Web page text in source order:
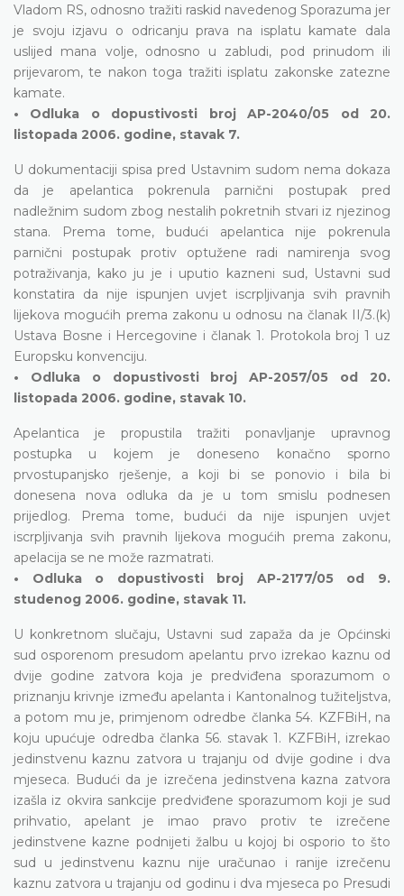
Vladom RS, odnosno tražiti raskid navedenog Sporazuma jer
je svoju izjavu o odricanju prava na isplatu kamate dala
uslijed mana volje, odnosno u zabludi, pod prinudom ili
prijevarom, te nakon toga tražiti isplatu zakonske zatezne
kamate.
• Odluka o dopustivosti broj AP-2040/05 od 20.
listopada 2006. godine, stavak 7.
U dokumentaciji spisa pred Ustavnim sudom nema dokaza
da je apelantica pokrenula parnični postupak pred
nadležnim sudom zbog nestalih pokretnih stvari iz njezinog
stana. Prema tome, budući apelantica nije pokrenula
parnični postupak protiv optužene radi namirenja svog
potraživanja, kako ju je i uputio kazneni sud, Ustavni sud
konstatira da nije ispunjen uvjet iscrpljivanja svih pravnih
lijekova mogućih prema zakonu u odnosu na članak II/3.(k)
Ustava Bosne i Hercegovine i članak 1. Protokola broj 1 uz
Europsku konvenciju.
• Odluka o dopustivosti broj AP-2057/05 od 20.
listopada 2006. godine, stavak 10.
Apelantica je propustila tražiti ponavljanje upravnog
postupka u kojem je doneseno konačno sporno
prvostupanjsko rješenje, a koji bi se ponovio i bila bi
donesena nova odluka da je u tom smislu podnesen
prijedlog. Prema tome, budući da nije ispunjen uvjet
iscrpljivanja svih pravnih lijekova mogućih prema zakonu,
apelacija se ne može razmatrati.
• Odluka o dopustivosti broj AP-2177/05 od 9.
studenog 2006. godine, stavak 11.
U konkretnom slučaju, Ustavni sud zapaža da je Općinski
sud osporenom presudom apelantu prvo izrekao kaznu od
dvije godine zatvora koja je predviđena sporazumom o
priznanju krivnje između apelanta i Kantonalnog tužiteljstva,
a potom mu je, primjenom odredbe članka 54. KZFBiH, na
koju upućuje odredba članka 56. stavak 1. KZFBiH, izrekao
jedinstvenu kaznu zatvora u trajanju od dvije godine i dva
mjeseca. Budući da je izrečena jedinstvena kazna zatvora
izašla iz okvira sankcije predviđene sporazumom koji je sud
prihvatio, apelant je imao pravo protiv te izrečene
jedinstvene kazne podnijeti žalbu u kojoj bi osporio to što
sud u jedinstvenu kaznu nije uračunao i ranije izrečenu
kaznu zatvora u trajanju od godinu i dva mjeseca po Presudi